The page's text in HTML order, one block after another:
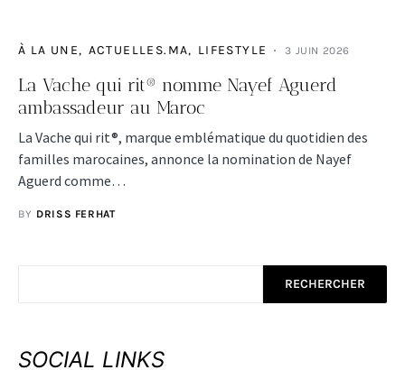
À LA UNE ACTUELLES.MA LIFESTYLE 3 JUIN 2026
La Vache qui rit® nomme Nayef Aguerd
ambassadeur au Maroc
La Vache qui rit®, marque emblématique du quotidien des
familles marocaines, annonce la nomination de Nayef
Aguerd comme…
BY DRISS FERHAT
RECHERCHER
SOCIAL LINKS